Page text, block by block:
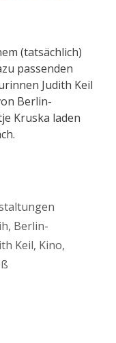
(tatsächlich)
passenden
Judith Keil
Berlin-
Kruska laden
, Berlin-
Keil, Kino,